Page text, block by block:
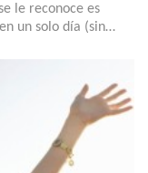
le reconoce es
un solo día (sin…